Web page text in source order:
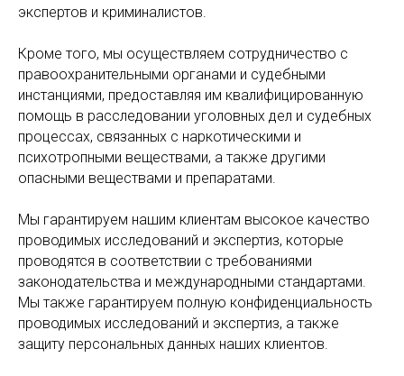
экспертов и криминалистов.
Кроме того, мы осуществляем сотрудничество с
правоохранительными органами и судебными
инстанциями, предоставляя им квалифицированную
помощь в расследовании уголовных дел и судебных
процессах, связанных с наркотическими и
психотропными веществами, а также другими
опасными веществами и препаратами.
Мы гарантируем нашим клиентам высокое качество
проводимых исследований и экспертиз, которые
проводятся в соответствии с требованиями
законодательства и международными стандартами.
Мы также гарантируем полную конфиденциальность
проводимых исследований и экспертиз, а также
защиту персональных данных наших клиентов.